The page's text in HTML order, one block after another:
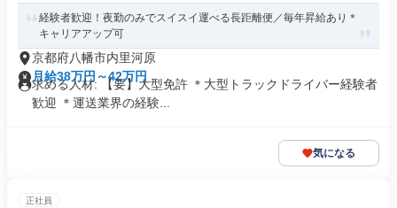
経験者歓迎！夜勤のみでスイスイ運べる長距離便／毎年昇給あり＊
キャリアアップ可
京都府八幡市内里河原
月給38万円～42万円
求める人材: 【要】大型免許 ＊大型トラックドライバー経験者
歓迎 ＊運送業界の経験...
気になる
正社員